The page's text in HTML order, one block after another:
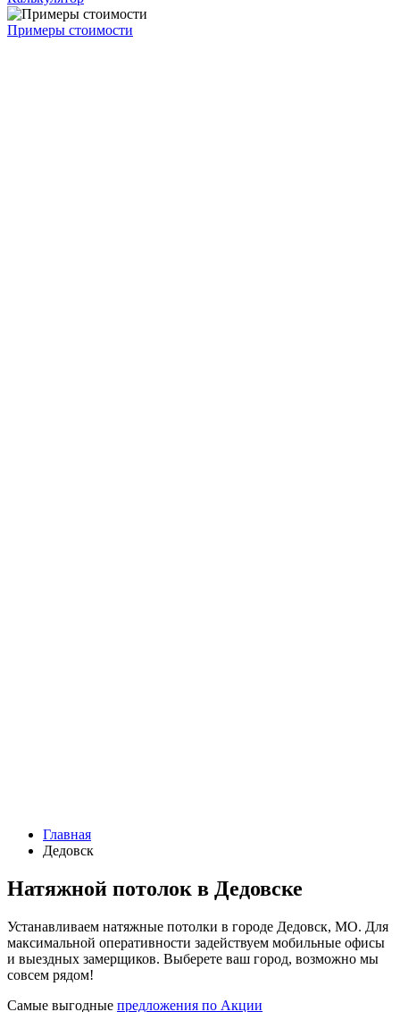
Примеры стоимости
Главная
Дедовск
Натяжной потолок в Дедовске
Устанавливаем натяжные потолки в городе Дедовск, МО. Для
максимальной оперативности задействуем мобильные офисы
и выездных замерщиков. Выберете ваш город, возможно мы
совсем рядом!
Самые выгодные предложения по Акции